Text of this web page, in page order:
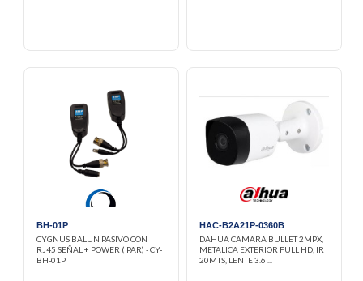
BH-01P
CYGNUS BALUN PASIVO CON
RJ45 SEÑAL + POWER ( PAR) - CY-
BH-01P
HAC-B2A21P-0360B
DAHUA CAMARA BULLET 2MPX,
METALICA EXTERIOR FULL HD, IR
20MTS, LENTE 3.6 ...